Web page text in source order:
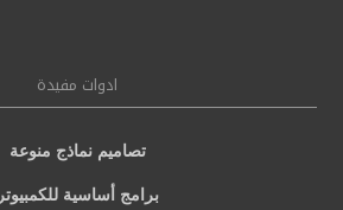
ادوات مفيدة
تصاميم نماذج منوعة
برامج أساسية للكمبيوتر